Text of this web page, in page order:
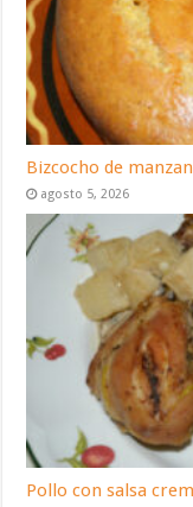
Bizcocho de
agosto 5, 2026
Pollo con salsa